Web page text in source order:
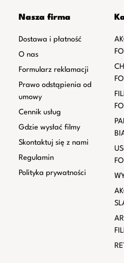
Nasza firma
Dostawa i płatność
O nas
Formularz reklamacji
Prawo odstąpienia od
umowy
Cennik usług
Gdzie wysłać filmy
Skontaktuj się z nami
Regulamin
Polityka prywatności